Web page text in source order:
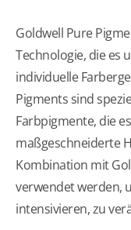
Goldwell Pure
Technologie, die es
individuelle
Pigments sind
Farbpigmente, die
maßgeschneiderte
Kombination mit
verwendet werden,
intensivieren, zu